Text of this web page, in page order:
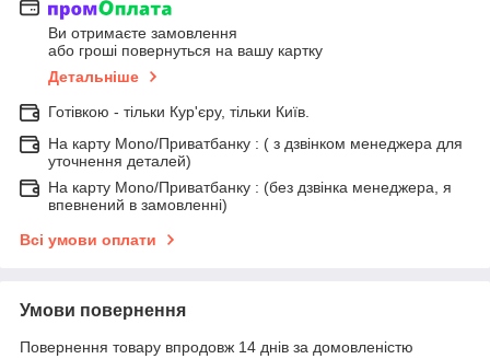
Ви отримаєте замовлення
або гроші повернуться на вашу картку
Детальніше
Готівкою - тільки Кур'єру, тільки Київ.
На карту Mono/Приватбанку : ( з дзвінком менеджера для
уточнення деталей)
На карту Mono/Приватбанку : (без дзвінка менеджера, я
впевнений в замовленні)
Всі умови оплати
Умови повернення
Повернення товару впродовж 14 днів за домовленістю